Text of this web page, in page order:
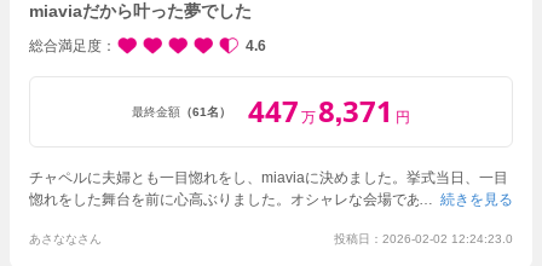
miaviaだから叶った夢でした
総合満足度 4.6
最終金額 （61名） 447 万8,371 円
チャペルに夫婦とも一目惚れをし、miaviaに決めました。 挙式当日、一目
惚れをした舞台を前に心高ぶりました。オシャレな会場でありつつも伝統
りました。 披露宴会場自体はシンプルで、装花やテーブルコーディネート
続きを見る
あさななさん 投稿日：2026-02-02 12:24:23.0